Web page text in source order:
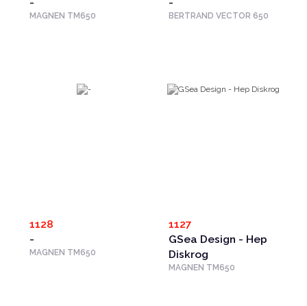
-
MAGNEN TM650
-
BERTRAND VECTOR 650
1128
-
MAGNEN TM650
1127
GSea Design - Hep
Diskrog
MAGNEN TM650